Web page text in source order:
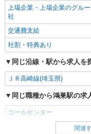
上場企業・上場企業のグル
社
交通費支給
社割・特典あり
同じ沿線・駅から求人を
ＪＲ高崎線(埼玉県)
同じ職種から鴻巣駅の求
コールセンター
同じ雇用形態から鴻巣駅
関連